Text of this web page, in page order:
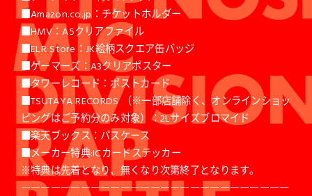
■Amazon.co.jp：チケットホルダー
■HMV：A5クリアファイル
■ELR Store：JK絵柄スクエア缶バッジ
■ゲーマーズ：A3クリアポスター
■タワーレコード：ポストカード
■TSUTAYA RECORDS （※一部店舗除く、オンラインショッ
ピングはご予約分のみ対象）：2Lサイズブロマイド
■楽天ブックス：パスケース
■メーカー特典:ICカードステッカー
※特典は先着となり、無くなり次第終了となります。
―――――――――――――――――――――――――――